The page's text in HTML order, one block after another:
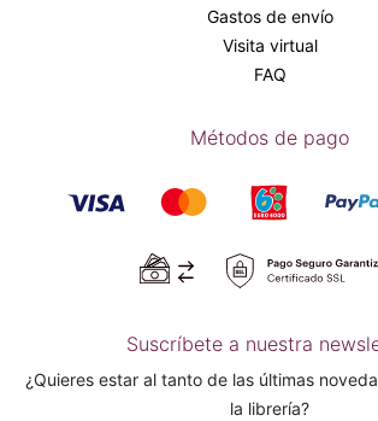
Gastos de envío
Visita virtual
FAQ
Métodos de pago
Suscríbete a nuestra
¿Quieres estar al tanto de las últimas
la librería?